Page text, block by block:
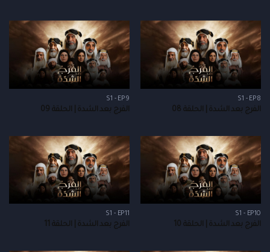
S1 - EP8
الفرج بعد الشدة | الحلقة 08
S1 - EP9
الفرج بعد الشدة | الحلقة 09
S1 - EP10
الفرج بعد الشدة | الحلقة 10
S1 - EP11
الفرج بعد الشدة | الحلقة 11